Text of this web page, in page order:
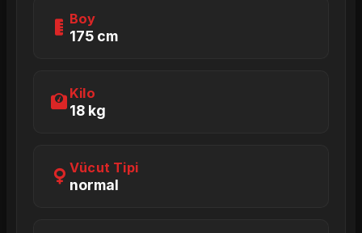
Boy
175 cm
Kilo
18 kg
Vücut Tipi
normal